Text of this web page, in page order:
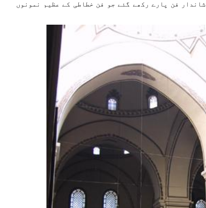
مسجد کے اندر معروف خطاطوں کے 192 شاندار فن پارے رکھے گئے جو فن خطاطی کے عظيم نمونوں